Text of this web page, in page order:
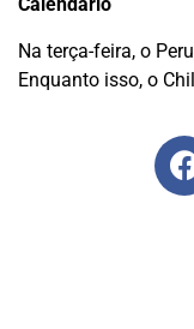
Na terça-feira, o
Enquanto isso, o